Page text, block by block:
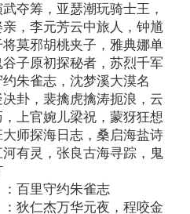
夺筹，亚瑟潮玩骑士王，
，李元芳云中旅人，钟馗
莫邪胡桃夹子，雅典娜单
子原初探秘者，苏烈千军
朱雀志，沈梦溪大漠名
卦，裴擒虎擒涛扼浪，云
上官婉儿梁祝，蒙犽狂想
师探海日志，桑启海盐诗
有灵，张良古海寻踪，鬼
：百里守约朱雀志
：狄仁杰万华元夜，程咬金